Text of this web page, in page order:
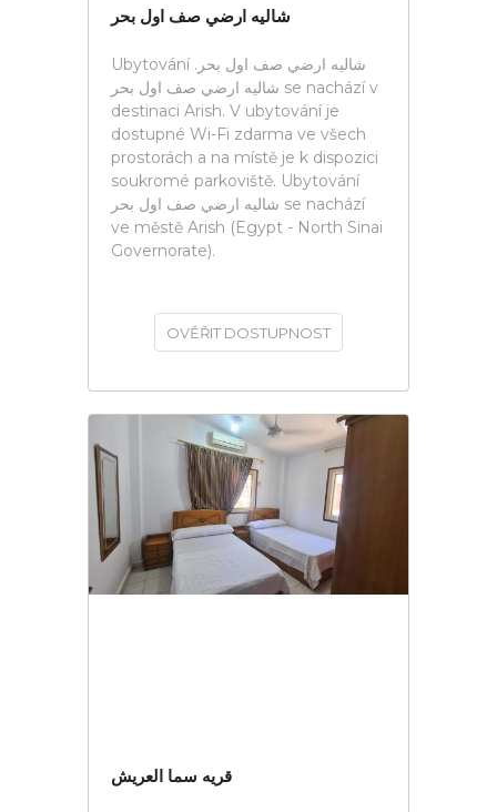
شاليه ارضي صف اول بحر
Ubytování شاليه ارضي صف اول بحر.
شاليه ارضي صف اول بحر se nachází v
destinaci Arish. V ubytování je
dostupné Wi-Fi zdarma ve všech
prostorách a na místě je k dispozici
soukromé parkoviště. Ubytování
شاليه ارضي صف اول بحر se nachází
ve městě Arish (Egypt - North Sinai
Governorate).
OVĚŘIT DOSTUPNOST
قريه سما العريش